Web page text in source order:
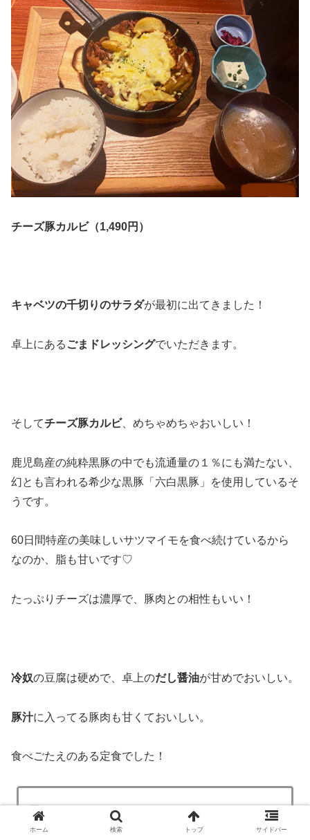
チーズ豚カルビ（1,490円）
キャベツの千切りのサラダが最初に出てきました！
卓上にある ごまドレッシングでいただきます。
そしてチーズ豚カルビ、めちゃめちゃおいしい！
鹿児島産の純粋黒豚の中でも流通量の１％にも満たない、
幻とも言われる希少な黒豚「六白黒豚」を使用しているそ
うです。
60日間特産の美味しいサツマイモを食べ続けているから
なのか、脂も甘いです♡
たっぷりチーズは濃厚で、豚肉との相性もいい！
冷奴の豆腐は硬めで、卓上のだし醤油が甘めでおいしい。
豚汁に入ってる豚肉も甘くておいしい。
食べごたえのある定食でした！
黒ぶたや
ホーム 検索 トップ サイドバー